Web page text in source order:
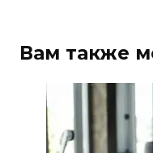
Вам также